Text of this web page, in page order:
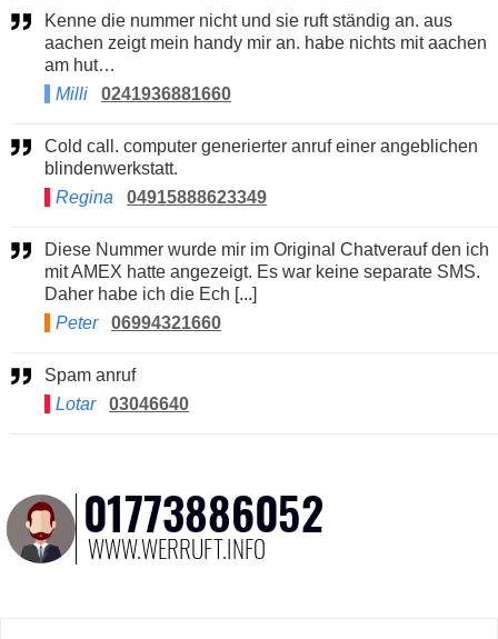
Kenne die nummer nicht und sie ruft ständig an. aus
aachen zeigt mein handy mir an. habe nichts mit aachen
am hut…
Milli
0241936881660
Cold call. computer generierter anruf einer angeblichen
blindenwerkstatt.
Regina
04915888623349
Diese Nummer wurde mir im Original Chatverauf den ich
mit AMEX hatte angezeigt. Es war keine separate SMS.
Daher habe ich die Ech [...]
Peter
06994321660
Spam anruf
Lotar
03046640